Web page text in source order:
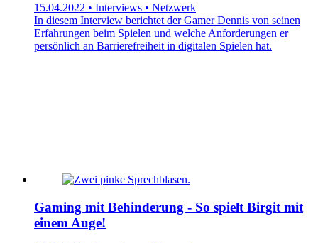
15.04.2022 • Interviews • Netzwerk
In diesem Interview berichtet der Gamer Dennis von seinen
Erfahrungen beim Spielen und welche Anforderungen er
persönlich an Barrierefreiheit in digitalen Spielen hat.
Gaming mit Behinderung - So spielt Birgit mit
einem Auge!